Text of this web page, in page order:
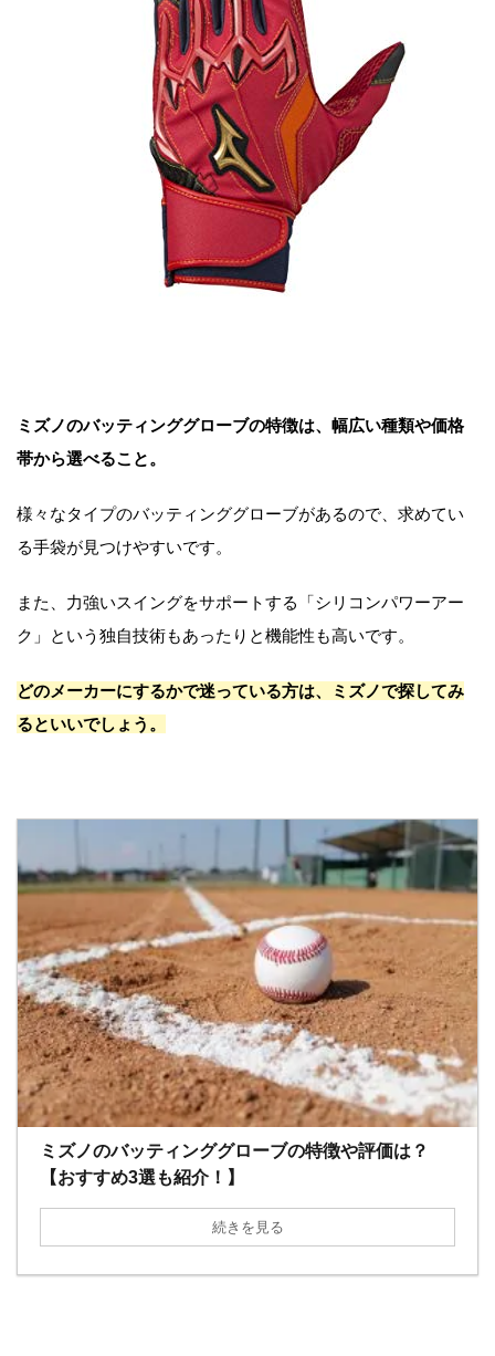
ミズノのバッティンググローブの特徴は、幅広い種類や価格
帯から選べること。
様々なタイプのバッティンググローブがあるので、求めてい
る手袋が見つけやすいです。
また、力強いスイングをサポートする「シリコンパワーアー
ク」という独自技術もあったりと機能性も高いです。
どのメーカーにするかで迷っている方は、ミズノで探してみ
るといいでしょう。
ミズノのバッティンググローブの特徴や評価は？
【おすすめ3選も紹介！】
続きを見る